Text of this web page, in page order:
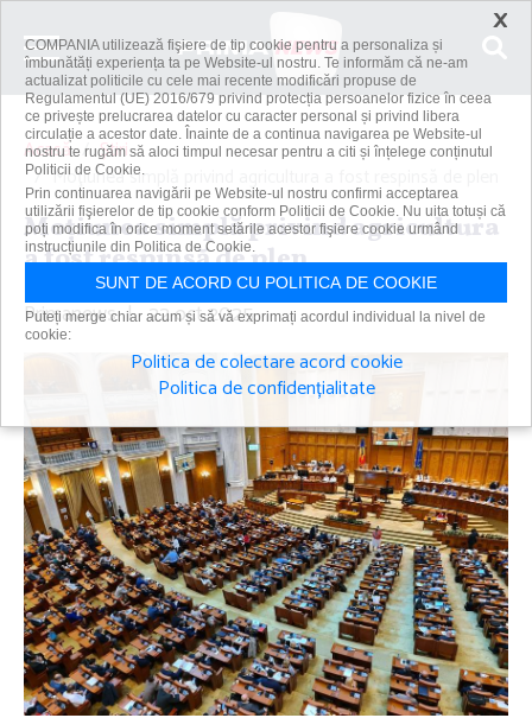
Acasă
Știri
Moţiunea simplă privind agricultura a fost respinsă de plen
Moţiunea simplă privind agricultura
a fost respinsă de plen
Primanews | 22 oct 2025
×
COMPANIA utilizează fişiere de tip cookie pentru a personaliza și
îmbunătăți experiența ta pe Website-ul nostru. Te informăm că ne-am
actualizat politicile cu cele mai recente modificări propuse de
Regulamentul (UE) 2016/679 privind protecția persoanelor fizice în ceea
ce privește prelucrarea datelor cu caracter personal și privind libera
circulație a acestor date. Înainte de a continua navigarea pe Website-ul
nostru te rugăm să aloci timpul necesar pentru a citi și înțelege conținutul
Politicii de Cookie.
Prin continuarea navigării pe Website-ul nostru confirmi acceptarea
utilizării fişierelor de tip cookie conform Politicii de Cookie. Nu uita totuși că
poți modifica în orice moment setările acestor fişiere cookie urmând
instrucțiunile din Politica de Cookie.
SUNT DE ACORD CU POLITICA DE COOKIE
Puteți merge chiar acum și să vă exprimați acordul individual la nivel de
cookie:
Politica de colectare acord cookie
Politica de confidențialitate